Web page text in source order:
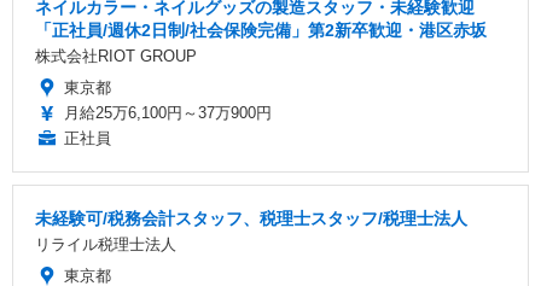
ネイルカラー・ネイルグッズの製造スタッフ・未経験歓迎
「正社員/週休2日制/社会保険完備」第2新卒歓迎・港区赤坂
株式会社RIOT GROUP
東京都
月給25万6,100円～37万900円
正社員
未経験可/税務会計スタッフ、税理士スタッフ/税理士法人
リライル税理士法人
東京都